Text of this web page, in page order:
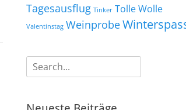
Tagesausflug Tinker Tolle Wolle
Valentinstag Weinprobe
Suchen
nach: